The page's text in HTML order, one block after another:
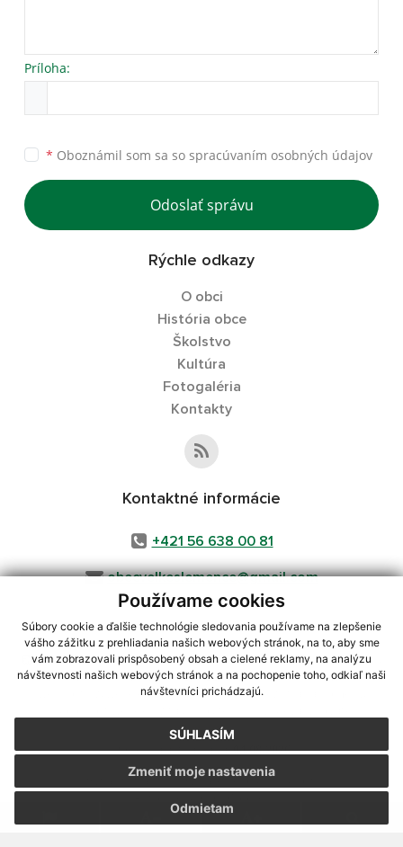
Používame cookies
Súbory cookie a ďalšie technológie sledovania používame na zlepšenie
vášho zážitku z prehliadania našich webových stránok, na to, aby sme
vám zobrazovali prispôsobený obsah a cielené reklamy, na analýzu
návštevnosti našich webových stránok a na pochopenie toho, odkiaľ naši
návštevníci prichádzajú.
SÚHLASÍM
Odmietam
Zmeniť moje nastavenia
Príloha:
* Oboznámil som sa so spracúvaním osobných údajov
Odoslať správu
Rýchle odkazy
O obci
História obce
Školstvo
Kultúra
Fotogaléria
Kontakty
Kontaktné informácie
+421 56 638 00 81
obecvelkeslemence@gmail.com
využite možnosť získavania aktuálnych informácií s využitím RSS
CMS systém (redakčný) systém ECHELON 2,Mapa stránok,web portál
webex.digital, s.r.o.,domény,registrácia domény
Posledná aktualizácia:04.08.2026
Vytlačiť stránku|Vyhlásenie o prístupnosti